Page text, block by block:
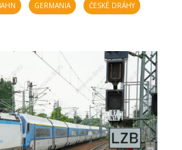
GERMANIA ČESKÉ DRÁHY